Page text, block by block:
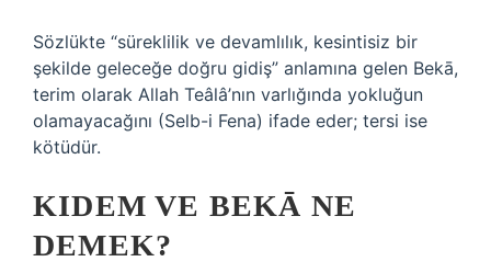
Sözlükte “süreklilik ve devamlılık, kesintisiz bir
şekilde geleceğe doğru gidiş” anlamına gelen Bekā,
terim olarak Allah Teâlâ’nın varlığında yokluğun
olamayacağını (Selb-i Fena) ifade eder; tersi ise
kötüdür.
KIDEM VE BEKĀ NE
DEMEK?